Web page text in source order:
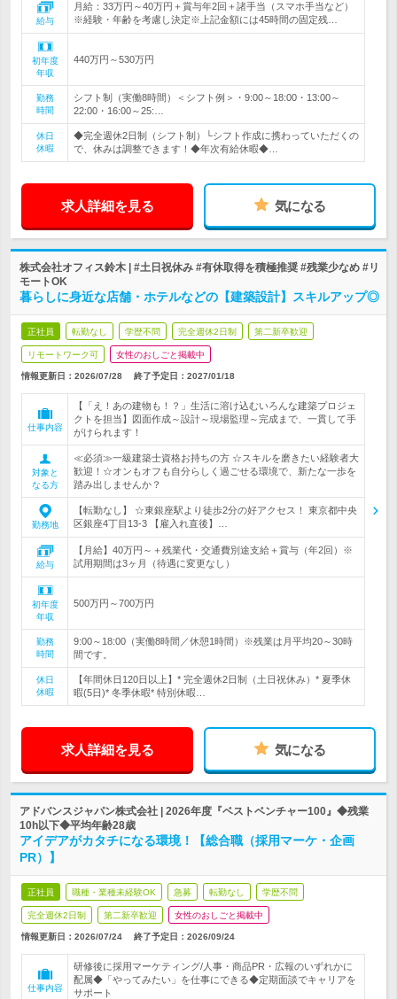
給与
月給：33万円～40万円＋賞与年2回＋諸手当（スマホ手当など）
※経験・年齢を考慮し決定※上記金額には45時間の固定残…
初年度
年収
440万円～530万円
勤務
時間
シフト制（実働8時間）＜シフト例＞・9:00～18:00・13:00～
22:00・16:00～25:…
休日
休暇
◆完全週休2日制（シフト制）└シフト作成に携わっていただくの
で、休みは調整できます！◆年次有給休暇◆…
求人詳細を見る 気になる
株式会社オフィス鈴木 | #土日祝休み #有休取得を積極推奨 #残業少なめ #リ
モートOK
暮らしに身近な店舗・ホテルなどの【建築設計】スキルアップ◎
正社員 転勤なし 学歴不問 完全週休2日制 第二新卒歓迎
リモートワーク可 女性のおしごと掲載中
情報更新日：2026/07/28 終了予定日： 2027/01/18
仕事内容
【「え！あの建物も！？」生活に溶け込むいろんな建築プロジェ
クトを担当】図面作成～設計～現場監理～完成まで、一貫して手
がけられます！
対象と
なる方
≪必須≫一級建築士資格お持ちの方 ☆スキルを磨きたい経験者大
歓迎！☆オンもオフも自分らしく過ごせる環境で、新たな一歩を
踏み出しませんか？
勤務地
【転勤なし】 ☆東銀座駅より徒歩2分の好アクセス！ 東京都中央
区銀座4丁目13-3 【雇入れ直後】…
給与
【月給】40万円～＋残業代・交通費別途支給＋賞与（年2回）※
試用期間は3ヶ月（待遇に変更なし）
初年度
年収
500万円～700万円
勤務
時間
9:00～18:00（実働8時間／休憩1時間）※残業は月平均20～30時
間です。
休日
休暇
【年間休日120日以上】* 完全週休2日制（土日祝休み）* 夏季休
暇(5日)* 冬季休暇* 特別休暇…
求人詳細を見る 気になる
アドバンスジャパン株式会社 | 2026年度『ベストベンチャー100』◆残業
10h以下◆平均年齢28歳
アイデアがカタチになる環境！【総合職（採用マーケ・企画
PR）】
正社員 職種・業種未経験OK 急募 転勤なし 学歴不問
完全週休2日制 第二新卒歓迎 女性のおしごと掲載中
情報更新日：2026/07/24 終了予定日： 2026/09/24
仕事内容
研修後に採用マーケティング/人事・商品PR・広報のいずれかに
配属◆「やってみたい」を仕事にできる◆定期面談でキャリアを
サポート